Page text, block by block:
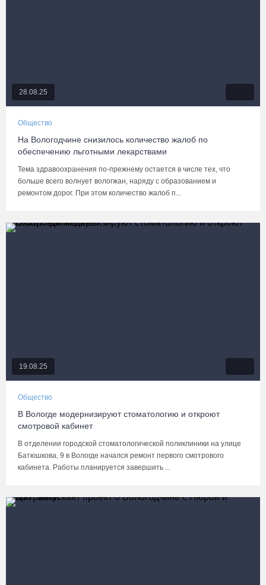
28.08.25
Общество
На Вологодчине снизилось количество жалоб по
обеспечению льготными лекарствами
Тема здравоохранения по-прежнему остается в числе тех, что
больше всего волнует вологжан, наряду с образованием и
ремонтом дорог. При этом количество жалоб п...
19.08.25
Общество
В Вологде модернизируют стоматологию и откроют
смотровой кабинет
В отделении городской стоматологической поликлиники на улице
Батюшкова, 9 в Вологде начался ремонт первого смотрового
кабинета. Работы планируется завершить ...